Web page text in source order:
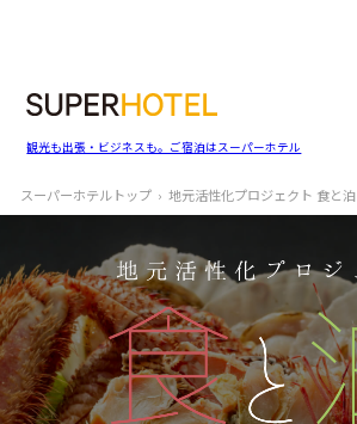
観光も出張・ビジネスも。ご宿泊はスーパーホテル
スーパーホテルトップ 地元活性化プロジェクト 食と泊